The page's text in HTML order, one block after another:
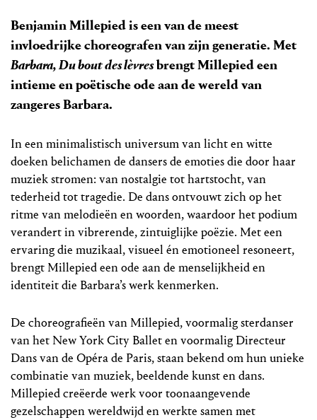
Benjamin Millepied is een van de meest
invloedrijke choreografen van zijn generatie. Met
Barbara, Du bout des lèvresbrengt Millepied een
intieme en poëtische ode aan de wereld van
zangeres Barbara.
In een minimalistisch universum van licht en witte
doeken belichamen de dansers de emoties die door haar
muziek stromen: van nostalgie tot hartstocht, van
tederheid tot tragedie. De dans ontvouwt zich op het
ritme van melodieën en woorden, waardoor het podium
verandert in vibrerende, zintuiglijke poëzie. Met een
ervaring die muzikaal, visueel én emotioneel resoneert,
brengt Millepied een ode aan de menselijkheid en
identiteit die Barbara’s werk kenmerken.
De choreografieën van Millepied, voormalig sterdanser
van het New York City Ballet en voormalig Directeur
Dans van de Opéra de Paris, staan bekend om hun unieke
combinatie van muziek, beeldende kunst en dans.
Millepied creëerde werk voor toonaangevende
gezelschappen wereldwijd en werkte samen met